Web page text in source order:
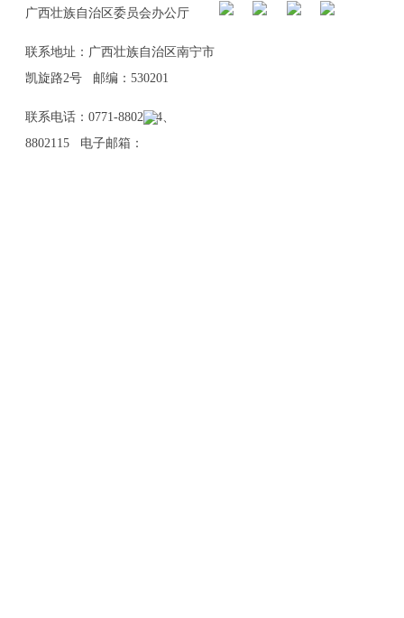
广西壮族自治区委员会办公厅
联系地址：广西壮族自治区南宁市
凯旋路2号 邮编：530201
联系电话：0771-8802114、
8802115 电子邮箱：